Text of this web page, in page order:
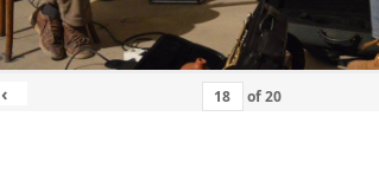
‹ of20